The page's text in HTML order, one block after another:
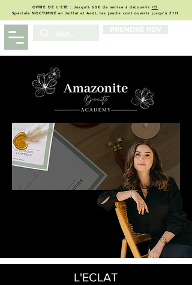
OFFRE DE L'ETE : Jusqu'à 60€ de remise à découvrir ICI.
Spéciale NOCTURNE en Juillet et Août, les jeudis sont ouverts jusqu'à 21H.
L'ECLAT